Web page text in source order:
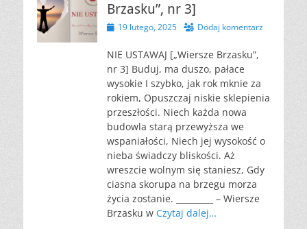
Brzasku”, nr 3]
Opublikowano
19 lutego, 2025 Dodaj komentarz
NIE USTAWAJ [„Wiersze Brzasku”,
nr 3] Buduj, ma duszo, pałace
wysokie I szybko, jak rok mknie za
rokiem, Opuszczaj niskie sklepienia
przeszłości. Niech każda nowa
budowla starą przewyższa we
wspaniałości, Niech jej wysokość o
nieba świadczy bliskości. Aż
wreszcie wolnym się staniesz, Gdy
ciasna skorupa na brzegu morza
życia zostanie. _________ – Wiersze
Brzasku w Czytaj dalej…